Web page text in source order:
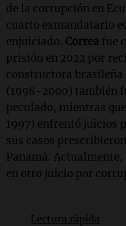
de la corrupción en
cuarto exmandatario
enjuiciado. Correa fue
prisión en 2022 por
constructora brasileña
(1998-2000) también
peculado, mientras que
1997) enfrentó juicios
sus casos
Panamá. Actualmente,
en otro juicio por
Lectura rápida